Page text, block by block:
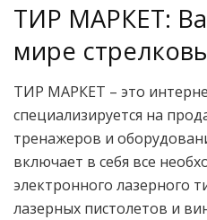
ТИР МАРКЕТ:
мире
ТИР МАРКЕТ – это
специализируется на
тренажеров и
включает в себя все
электронного лазерного
лазерных пистолетов и